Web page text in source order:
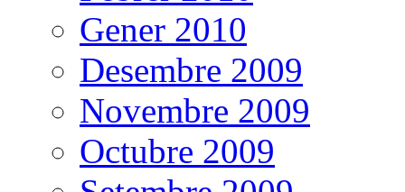
Gener 2010
Desembre 2009
Novembre 2009
Octubre 2009